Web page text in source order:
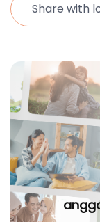
Share with